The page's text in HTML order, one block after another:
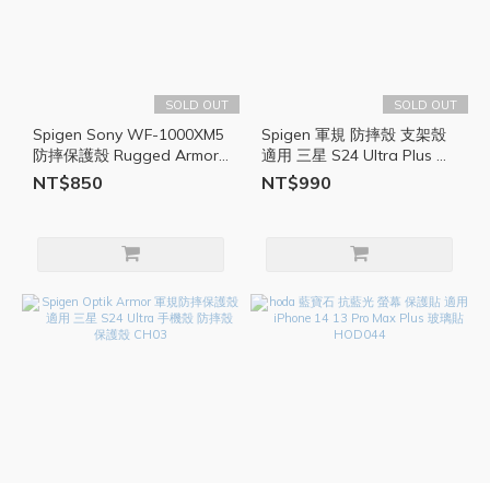
SOLD OUT
Spigen Sony WF-1000XM5
防摔保護殼 Rugged Armor
耳機殼 防摔殼 保護殼 CH05
NT$850
SOLD OUT
Spigen 軍規 防摔殼 支架殼
適用 三星 S24 Ultra Plus 保
護殼 Tough Armor CH04
NT$990